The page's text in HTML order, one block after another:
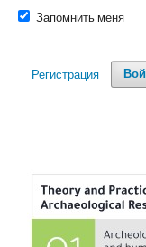
Запомнить меня
Регистрация